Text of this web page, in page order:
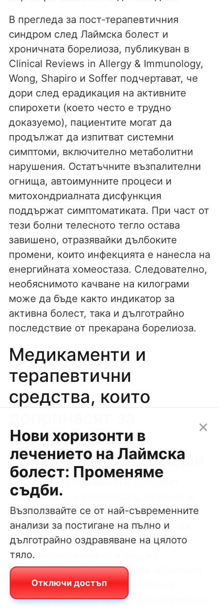
В прегледа за пост-терапевтичния
синдром след Лаймска болест и
хроничната борелиоза, публикуван в
Clinical Reviews in Allergy & Immunology,
Wong, Shapiro и Soffer подчертават, че
дори след ерадикация на активните
спирохети (което често е трудно
доказуемо), пациентите могат да
продължат да изпитват системни
симптоми, включително метаболитни
нарушения. Остатъчните възпалителни
огнища, автоимунните процеси и
митохондриалната дисфункция
поддържат симптоматиката. При част от
тези болни телесното тегло остава
завишено, отразявайки дълбоките
промени, които инфекцията е нанесла на
енергийната хомеостаза. Следователно,
необяснимото качване на килограми
може да бъде както индикатор за
активна болест, така и дълготрайно
последствие от прекарана борелиоза.
Медикаменти и
терапевтични
средства, които
необяснимото
качване на килограми
Много често пациентите не правят
връзка между започнатото лечение и
промяната в теглото, защото
информацията в листовките може да
бъде пренебрегната или подценена.
Антидепресантите от класа на
селективните инхибитори на обратното
захващане на серотонина (SSRI) и
особено трицикличните антидепресанти
×
Нови хоризонти в
лечението на Лаймска
болест: Променяме
съдби.
Възползвайте се от най-съвременните
анализи за постигане на пълно и
дълготрайно оздравяване на цялото
тяло.
Отключи достъп